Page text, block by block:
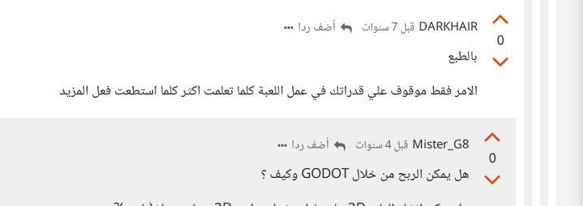
0
DARKHAIR قبل 7 سنوات أضف ردا
بالطبع
الامر فقط موقوف علي قدراتك في عمل اللعبة كلما تعلمت اكثر كلما استطعت فعل المزيد
0
Mister_G8 قبل 4 سنوات أضف ردا
هل يمكن الربح من خلال GODOT وكيف ؟